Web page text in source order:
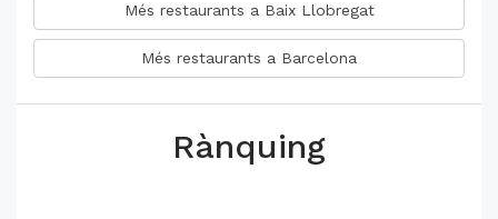
Més restaurants a Baix Llobregat
Més restaurants a Barcelona
Rànquing